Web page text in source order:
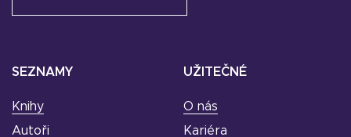
SEZNAMY
Knihy
Autoři
UŽITEČNÉ
O nás
Kariéra